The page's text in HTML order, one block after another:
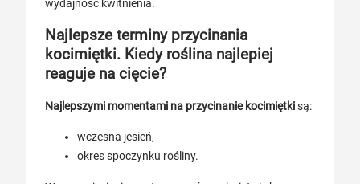
wydajność kwitnienia.
Najlepsze terminy przycinania
kocimiętki. Kiedy roślina najlepiej
reaguje na cięcie?
Najlepszymi momentami na przycinanie kocimiętkisą:
wczesna jesień,
okres spoczynku rośliny.